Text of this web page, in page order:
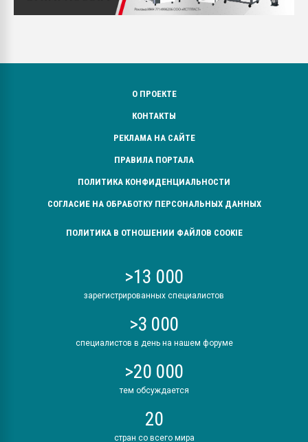
О ПРОЕКТЕ
КОНТАКТЫ
РЕКЛАМА НА САЙТЕ
ПРАВИЛА ПОРТАЛА
ПОЛИТИКА КОНФИДЕНЦИАЛЬНОСТИ
СОГЛАСИЕ НА ОБРАБОТКУ ПЕРСОНАЛЬНЫХ ДАННЫХ
ПОЛИТИКА В ОТНОШЕНИИ ФАЙЛОВ COOKIE
>13 000
зарегистрированных специалистов
>3 000
специалистов в день на нашем форуме
>20 000
тем обсуждается
20
стран со всего мира